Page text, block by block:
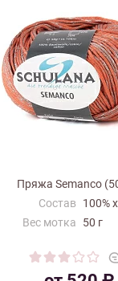
Пряжа Semanco
Состав
100%
Вес мотка
50 г
Производитель